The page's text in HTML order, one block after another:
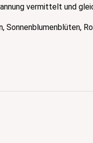
vermittelt und